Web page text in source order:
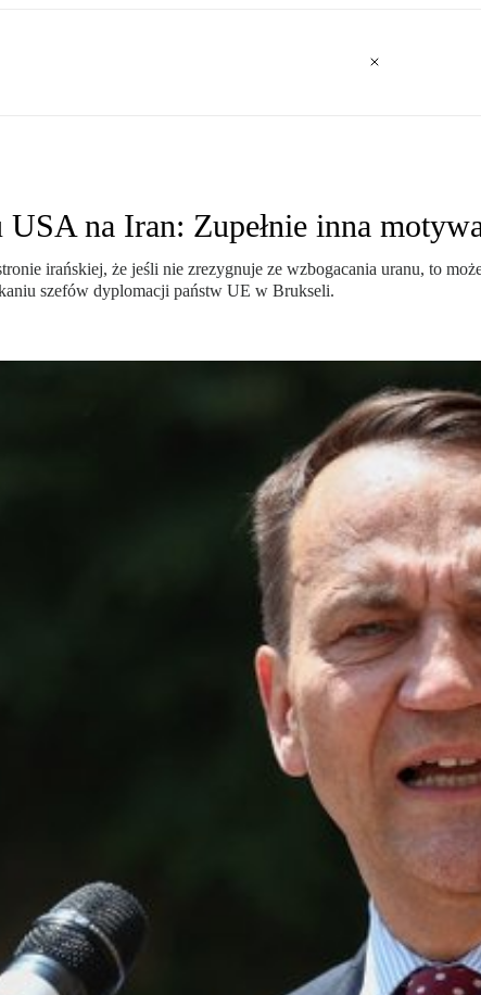
USA na Iran: Zupełnie inna
irańskiej, że jeśli nie zrezygnuje ze wzbogacania uranu, to
szefów dyplomacji państw UE w Brukseli.